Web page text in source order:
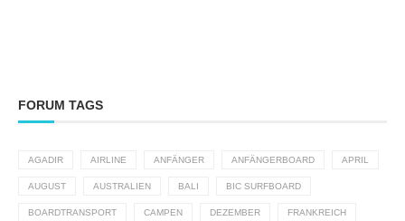
FORUM TAGS
AGADIR AIRLINE ANFÄNGER ANFÄNGERBOARD APRIL
AUGUST AUSTRALIEN BALI BIC SURFBOARD
BOARDTRANSPORT CAMPEN DEZEMBER FRANKREICH